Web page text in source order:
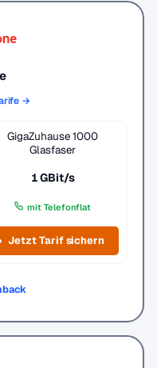
→
GigaZuhause 1000
Glasfaser
1 GBit/s
mit Telefonflat
Jetzt Tarif sichern